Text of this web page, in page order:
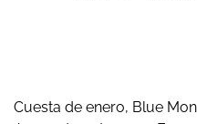
Cuesta de enero, Blue